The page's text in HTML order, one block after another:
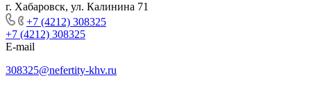
г. Хабаровск, ул. Калинина 71
+7 (4212) 308325
+7 (4212) 308325
E-mail
308325@nefertity-khv.ru